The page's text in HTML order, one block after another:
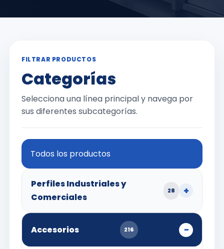
FILTRAR PRODUCTOS
Categorías
Selecciona una línea principal y navega por
sus diferentes subcategorías.
Todos los productos
Perfiles Industriales y
Comerciales
28
Accesorios 216